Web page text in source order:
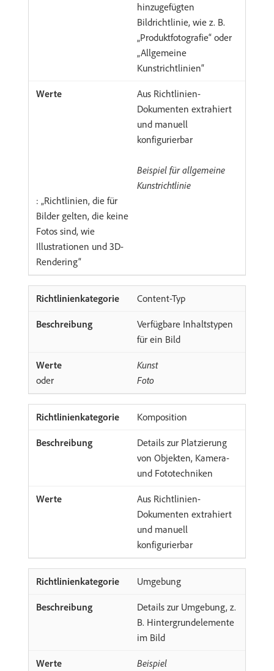
hinzugefügten
Bildrichtlinie, wie z. B.
„Produktfotografie“ oder
„Allgemeine
Kunstrichtlinien“
Aus Richtlinien-
Dokumenten extrahiert
und manuell
konfigurierbar
Beispiel für allgemeine
Kunstrichtlinie
: „Richtlinien, die für
Bilder gelten, die keine
Fotos sind, wie
Illustrationen und 3D-
Rendering“
Content-Typ
Verfügbare Inhaltstypen
für ein Bild
Kunst
oder
Foto
Komposition
Details zur Platzierung
von Objekten, Kamera-
und Fototechniken
Aus Richtlinien-
Dokumenten extrahiert
und manuell
konfigurierbar
Umgebung
Details zur Umgebung, z.
B. Hintergrundelemente
im Bild
Beispiel